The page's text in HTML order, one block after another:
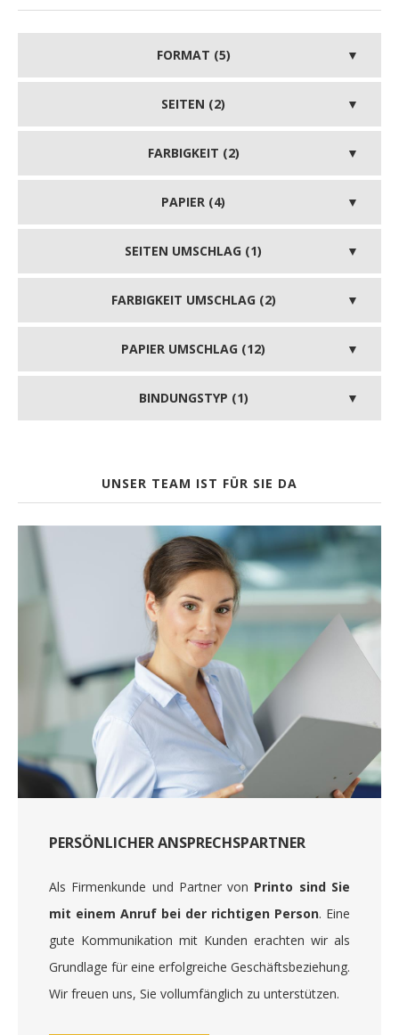
FORMAT (5)
SEITEN (2)
FARBIGKEIT (2)
PAPIER (4)
SEITEN UMSCHLAG (1)
FARBIGKEIT UMSCHLAG (2)
PAPIER UMSCHLAG (12)
BINDUNGSTYP (1)
UNSER TEAM IST FÜR SIE DA
PERSÖNLICHER ANSPRECHSPARTNER
Als Firmenkunde und Partner von Printo sind Sie
mit einem Anruf bei der richtigen Person. Eine
gute Kommunikation mit Kunden erachten wir als
Grundlage für eine erfolgreiche Geschäftsbeziehung.
Wir freuen uns, Sie vollumfänglich zu unterstützen.